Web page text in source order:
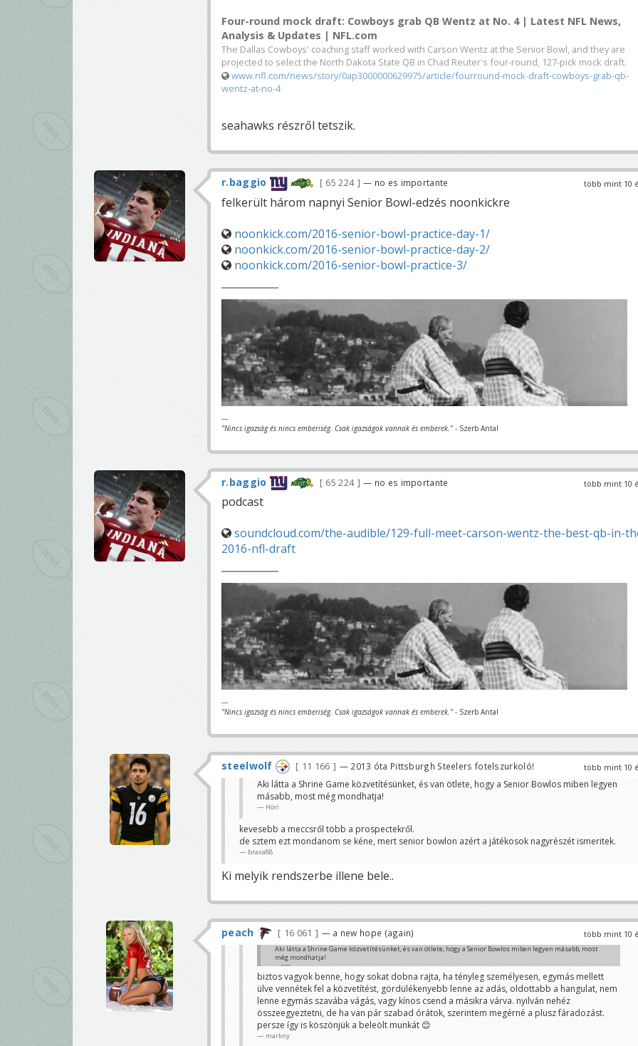
Four-round mock draft: Cowboys grab QB Wentz at No. 4 | Latest NFL News,
Analysis & Updates | NFL.com
The Dallas Cowboys' coaching staff worked with Carson Wentz at the Senior Bowl, and they are
projected to select the North Dakota State QB in Chad Reuter's four-round, 127-pick mock draft.
www.nfl.com/news/story/0ap3000000629975/article/fourround-mock-draft-cowboys-grab-qb-
wentz-at-no-4
seahawks részről tetszik.
több mint 10
r.baggio 65 224 — no es importante
felkerült három napnyi Senior Bowl-edzés noonkickre
noonkick.com/2016-senior-bowl-practice-day-1/
noonkick.com/2016-senior-bowl-practice-day-2/
noonkick.com/2016-senior-bowl-practice-3/
---
"Nincs igazság és nincs emberiség. Csak igazságok vannak és emberek." - Szerb Antal
több mint 10
r.baggio 65 224 — no es importante
podcast
soundcloud.com/the-audible/129-full-meet-carson-wentz-the-best-qb-in-
2016-nfl-draft
---
"Nincs igazság és nincs emberiség. Csak igazságok vannak és emberek." - Szerb Antal
több mint 10
steelwolf 11 166 — 2013 óta Pittsburgh Steelers fotelszurkoló!
Aki látta a Shrine Game közvetítésünket, és van ötlete, hogy a Senior Bowlos miben legyen
másabb, most még mondhatja!
Höri
kevesebb a meccsről több a prospectekről.
de sztem ezt mondanom se kéne, mert senior bowlon azért a játékosok nagyrészét ismeritek.
braxa88
Ki melyik rendszerbe illene bele..
több mint 10
peach 16 061 — a new hope (again)
Aki látta a Shrine Game közvetítésünket, és van ötlete, hogy a Senior Bowlos miben legyen másabb, most
még mondhatja!
Höri
biztos vagyok benne, hogy sokat dobna rajta, ha tényleg személyesen, egymás mellett
ülve vennétek fel a közvetítést, gördülékenyebb lenne az adás, oldottabb a hangulat, nem
lenne egymás szavába vágás, vagy kínos csend a másikra várva. nyilván nehéz
összeegyeztetni, de ha van pár szabad órátok, szerintem megérné a plusz fáradozást.
persze így is köszönjük a beleölt munkát 😊
markny